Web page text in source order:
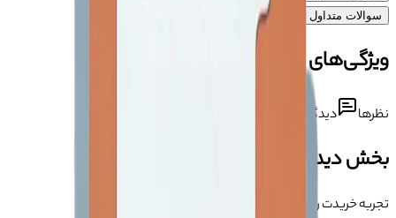
سوالات متداول محصول
ویژگی‌های محصول
نظرها دیدگاه کاربران درباره این محصول
بخش دیدگاه‌ها
تجربه خریدت رو بگو 💬